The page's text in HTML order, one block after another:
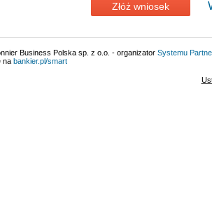
Złóż wniosek
Business Polska sp. z o.o. - organizator Systemu
na bankier.pl/smart